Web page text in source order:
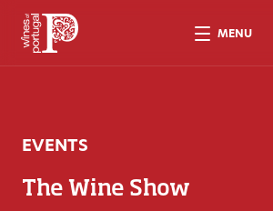
EVENTS
The Wine Show
MENU